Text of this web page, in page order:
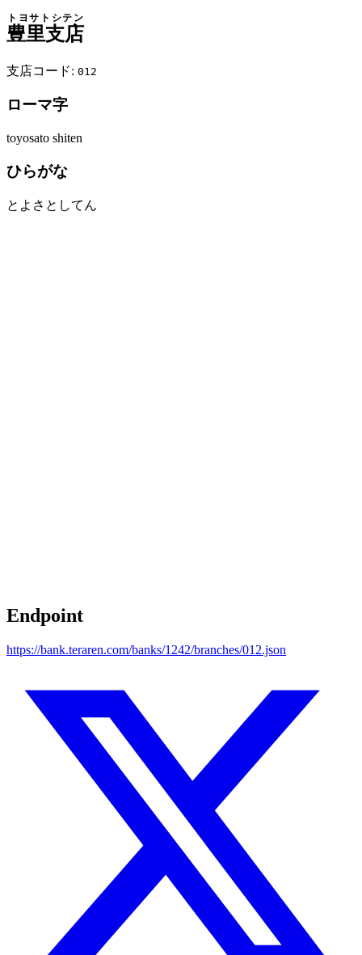
豊里支店
トヨサトシテン
支店コード: 012
ローマ字
toyosato shiten
ひらがな
とよさとしてん
Endpoint
https://bank.teraren.com/banks/1242/branches/012.json